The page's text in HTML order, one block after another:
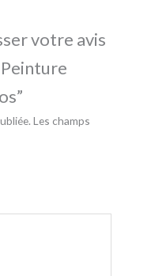
votre avis
Les champs